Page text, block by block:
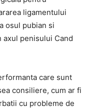
ligamentului
osul pubian si
axul penisului Cand
care sunt
consiliere, cum ar fi
cu probleme de